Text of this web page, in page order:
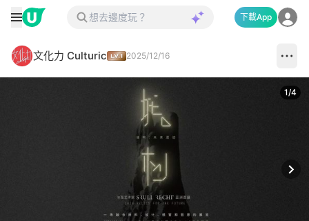
下載App
文化力 Culturic 2025/12/16
1/4